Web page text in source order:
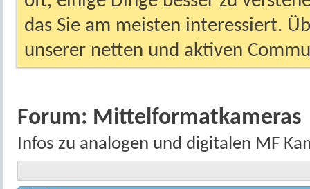
das Sie am meisten interessiert.
unserer netten und aktiven
Forum: Mittelformatkameras
Infos zu analogen und digitalen MF